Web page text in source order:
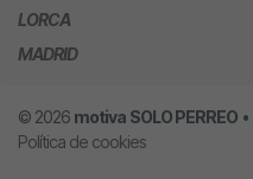
LORCA
MADRID
© 2026 motiva SOLO PERREO •
Política de cookies